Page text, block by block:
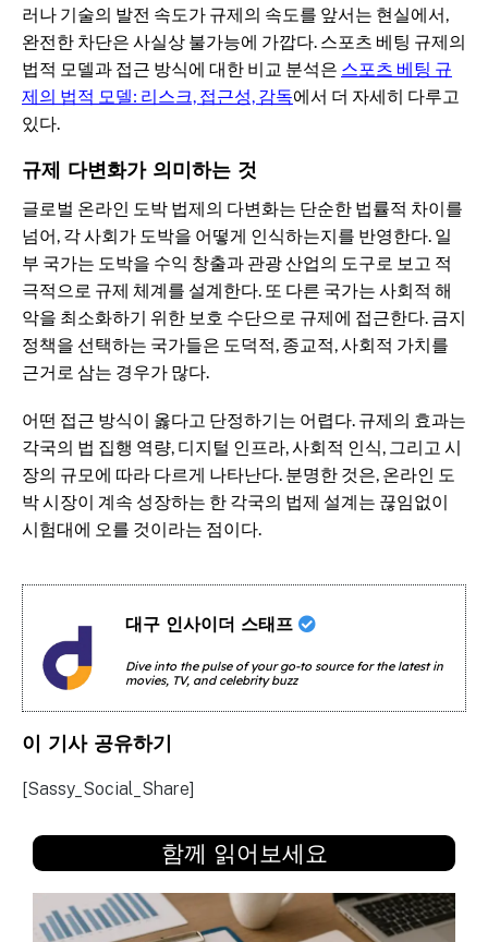
러나 기술의 발전 속도가 규제의 속도를 앞서는 현실에서,
완전한 차단은 사실상 불가능에 가깝다. 스포츠 베팅 규제의
법적 모델과 접근 방식에 대한 비교 분석은 스포츠 베팅 규
제의 법적 모델: 리스크, 접근성, 감독에서 더 자세히 다루고
있다.
규제 다변화가 의미하는 것
글로벌 온라인 도박 법제의 다변화는 단순한 법률적 차이를
넘어, 각 사회가 도박을 어떻게 인식하는지를 반영한다. 일
부 국가는 도박을 수익 창출과 관광 산업의 도구로 보고 적
극적으로 규제 체계를 설계한다. 또 다른 국가는 사회적 해
악을 최소화하기 위한 보호 수단으로 규제에 접근한다. 금지
정책을 선택하는 국가들은 도덕적, 종교적, 사회적 가치를
근거로 삼는 경우가 많다.
어떤 접근 방식이 옳다고 단정하기는 어렵다. 규제의 효과는
각국의 법 집행 역량, 디지털 인프라, 사회적 인식, 그리고 시
장의 규모에 따라 다르게 나타난다. 분명한 것은, 온라인 도
박 시장이 계속 성장하는 한 각국의 법제 설계는 끊임없이
시험대에 오를 것이라는 점이다.
대구 인사이더 스태프
Dive into the pulse of your go-to source for the latest in
movies, TV, and celebrity buzz
이 기사 공유하기
[Sassy_Social_Share]
함께 읽어보세요